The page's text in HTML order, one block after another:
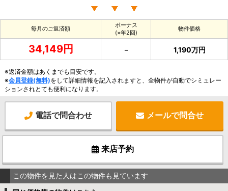
毎月のご返済額
ボーナス
(×年2回)
物件価格
34,149円 － 1,190万円
※返済金額はあくまでも目安です。
※会員登録(無料)をして詳細情報を記入されますと、全物件が自動でシミュレー
ションされとても便利になります。
電話で問合わせ メールで問合せ
来店予約
この物件を見た人はこの物件も見ています